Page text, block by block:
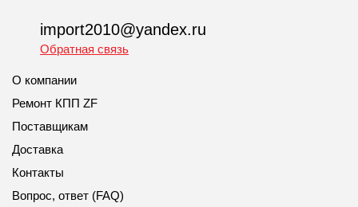
import2010@yandex.ru
Обратная связь
О компании
Ремонт КПП ZF
Поставщикам
Доставка
Контакты
Вопрос, ответ (FAQ)